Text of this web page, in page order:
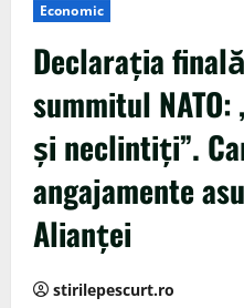
Economic
Declarația
summitul
și neclintiți”.
angajamente
Alianței
stirilepescurt.ro